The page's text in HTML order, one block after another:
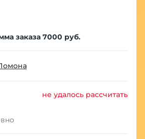
заказа 7000 руб.
не удалось рассчитать